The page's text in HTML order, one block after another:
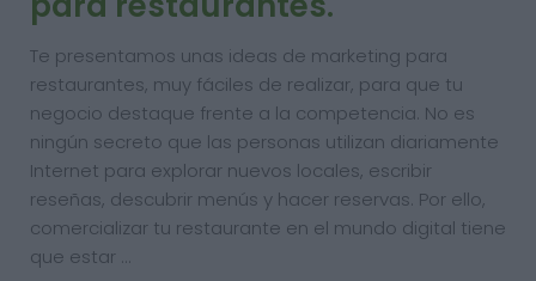
Te presentamos unas ideas de marketing para
restaurantes, muy fáciles de realizar, para que tu
negocio destaque frente a la competencia. No es
ningún secreto que las personas utilizan diariamente
Internet para explorar nuevos locales, escribir
reseñas, descubrir menús y hacer reservas. Por ello,
comercializar tu restaurante en el mundo digital tiene
que estar …